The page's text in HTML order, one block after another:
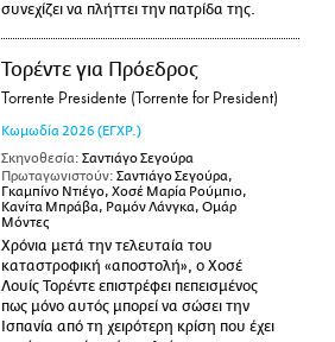
συνεχίζει να πλήττει την πατρίδα της.
Τορέντε για Πρόεδρος
Torrente Presidente (Torrente for President)
Κωμωδία 2026 (ΕΓΧΡ.)
Σκηνοθεσία: Σαντιάγο Σεγούρα
Πρωταγωνιστούν: Σαντιάγο Σεγούρα,
Γκαμπίνο Ντιέγο, Χοσέ Μαρία Ρούμπιο,
Κανίτα Μπράβα, Ραμόν Λάνγκα, Ομάρ
Μόντες
Χρόνια μετά την τελευταία του
καταστροφική «αποστολή», ο Χοσέ
Λουίς Τορέντε επιστρέφει πεπεισμένος
πως μόνο αυτός μπορεί να σώσει την
Ισπανία από τη χειρότερη κρίση που έχει